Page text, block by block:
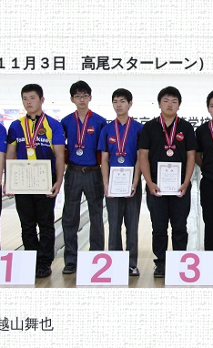
月３日 高尾スターレーン）
山舞也